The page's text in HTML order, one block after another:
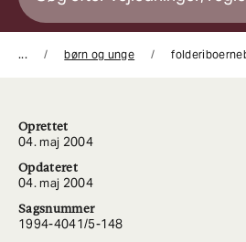
... børn og unge
Oprettet
04. maj 2004
Opdateret
04. maj 2004
Sagsnummer
1994-4041/5-148